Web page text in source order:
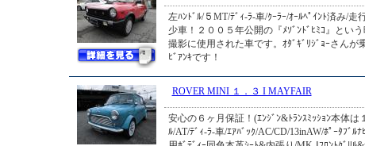
左ﾊﾝﾄﾞﾙ/５MT/ﾃﾞｨ-ﾗ-車/ｸｰﾗｰ/ｵｰﾙﾍﾟｲﾝﾄ済み/走
少車！２００５年公開の『ﾒｿﾞﾝﾄﾞﾋﾐｺ』とい
撮影に使用された車です。ｵﾀﾞｷﾞﾘｼﾞｮｰさんが
ﾋﾞｱﾝｷです！
ROVER MINI １．３ I MAYFAIR
安心の６ヶ月保証！(ｴﾝｼﾞﾝ&ﾄﾗﾝｽﾐｯｼｮﾝ本体は
ﾙ/AT/ﾃﾞｨ-ﾗ-車/ｴｱﾊﾞｯｸ/AC/CD/13inAW/ﾎﾟｰﾀﾌﾞﾙ